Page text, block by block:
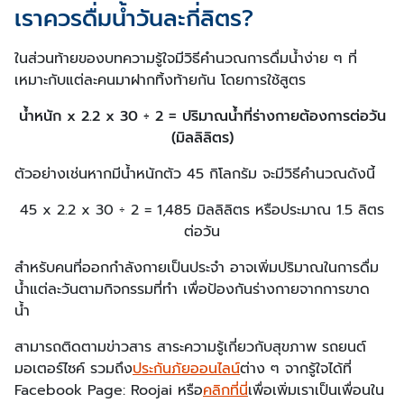
เราควรดื่มน้ำวันละกี่ลิตร?
ในส่วนท้ายของบทความรู้ใจมีวิธีคำนวณการดื่มน้ำง่าย ๆ ที่
เหมาะกับแต่ละคนมาฝากทิ้งท้ายกัน โดยการใช้สูตร
น้ำหนัก x 2.2 x 30 ÷ 2 = ปริมาณน้ำที่ร่างกายต้องการต่อวัน
(มิลลิลิตร)
ตัวอย่างเช่นหากมีน้ำหนักตัว 45 กิโลกรัม จะมีวิธีคำนวณดังนี้
45 x 2.2 x 30 ÷ 2 = 1,485 มิลลิลิตร หรือประมาณ 1.5 ลิตร
ต่อวัน
สำหรับคนที่ออกกำลังกายเป็นประจำ อาจเพิ่มปริมาณในการดื่ม
น้ำแต่ละวันตามกิจกรรมที่ทำ เพื่อป้องกันร่างกายจากการขาด
น้ำ
สามารถติดตามข่าวสาร สาระความรู้เกี่ยวกับสุขภาพ รถยนต์
มอเตอร์ไซค์ รวมถึงประกันภัยออนไลน์ต่าง ๆ จากรู้ใจได้ที่
Facebook Page: Roojai หรือคลิกที่นี่เพื่อเพิ่มเราเป็นเพื่อนใน